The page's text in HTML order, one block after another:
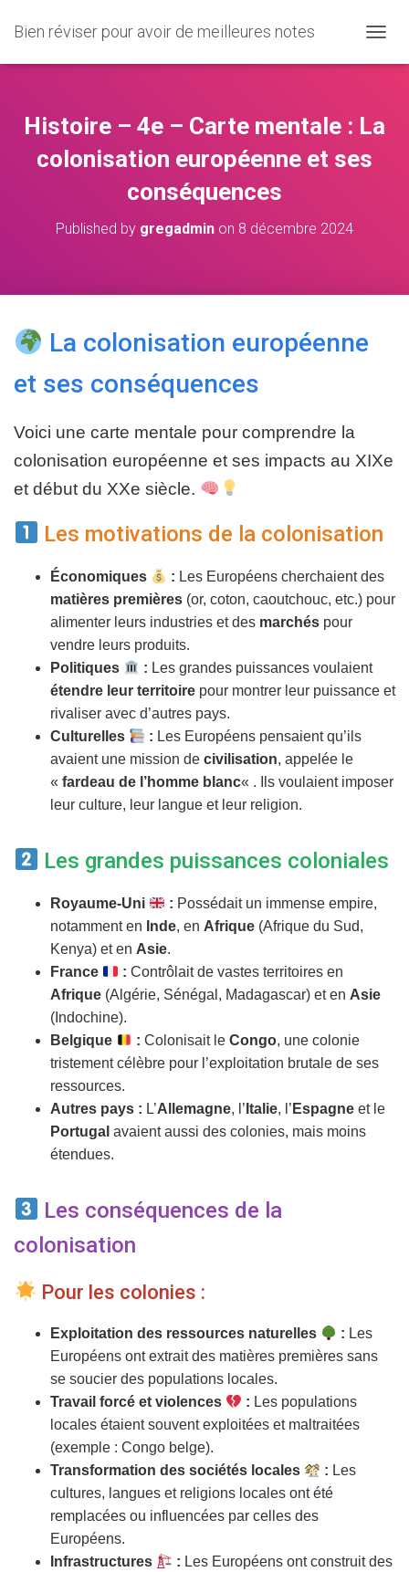
Bien réviser pour avoir de meilleures notes
U
R
N
Histoire – 4e – Carte mentale : La
colonisation européenne et ses
conséquences
Published by gregadmin on 8 décembre 2024
La colonisation européenne
et ses conséquences
Voici une carte mentale pour comprendre la
colonisation européenne et ses impacts au XIXe
et début du XXe siècle.
Les motivations de la colonisation
Économiques : Les Européens cherchaient des
matières premières (or, coton, caoutchouc, etc.) pour
alimenter leurs industries et des marchés pour
vendre leurs produits.
Politiques
: Les grandes puissances voulaient
étendre leur territoire pour montrer leur puissance et
rivaliser avec d’autres pays.
Culturelles
: Les Européens pensaient qu’ils
avaient une mission de civilisation, appelée le
« fardeau de l’homme blanc« . Ils voulaient imposer
leur culture, leur langue et leur religion.
Les grandes puissances coloniales
Royaume-Uni : Possédait un immense empire,
notamment en Inde, en Afrique (Afrique du Sud,
Kenya) et en Asie.
France
: Contrôlait de vastes territoires en
Afrique (Algérie, Sénégal, Madagascar) et en Asie
(Indochine).
Belgique
: Colonisait leCongo, une colonie
tristement célèbre pour l’exploitation brutale de ses
ressources.
Autres pays : L’Allemagne, l’ Italie, l’ Espagne et le
Portugal avaient aussi des colonies, mais moins
étendues.
Les conséquences de la
colonisation
Pour les colonies :
Exploitation des ressources naturelles : Les
Européens ont extrait des matières premières sans
se soucier des populations locales.
Travail forcé et violences
: Les populations
locales étaient souvent exploitées et maltraitées
(exemple : Congo belge).
Transformation des sociétés locales
: Les
cultures, langues et religions locales ont été
remplacées ou influencées par celles des
Européens.
Infrastructures
: Les Européens ont construit des